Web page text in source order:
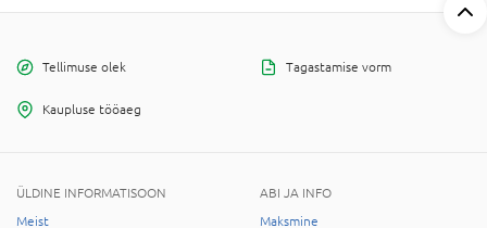
Tellimuse olek Tagastamise vorm
Kaupluse tööaeg
ÜLDINE INFORMATISOON
Meist
ABI JA INFO
Maksmine